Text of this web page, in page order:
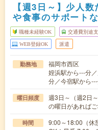
【週3日～】少人
や食事のサポート
職種未経験OK 交通費別途
WEB登録OK 派遣
勤務地
福岡市西区
姪浜駅から---分
分／今宿駅から
曜日頻度
週3日～（週2日
の曜日があれば
時間
9:00～18:00（休